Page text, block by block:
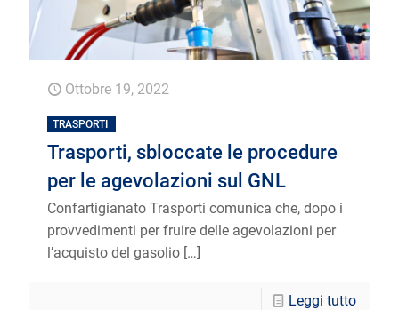
Ottobre 19, 2022
TRASPORTI
Trasporti, sbloccate le procedure
per le agevolazioni sul GNL
Confartigianato Trasporti comunica che, dopo i
provvedimenti per fruire delle agevolazioni per
l’acquisto del gasolio […]
Leggi tutto